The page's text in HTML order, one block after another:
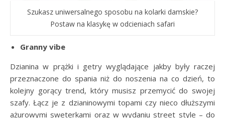
Szukasz uniwersalnego sposobu na kolarki damskie?
Postaw na klasykę w odcieniach safari
Granny vibe
Dzianina w prążki i getry wyglądające jakby były raczej
przeznaczone do spania niż do noszenia na co dzień, to
kolejny gorący trend, który musisz przemycić do swojej
szafy. Łącz je z dzianinowymi topami czy nieco dłuższymi
ażurowymi sweterkami oraz w wydaniu street style – do